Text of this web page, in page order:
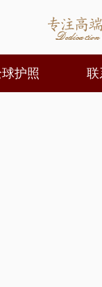
护照 联